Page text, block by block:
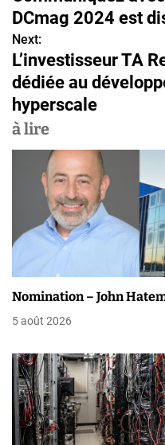
a
v
i
g
a
n
d
e
’
a
r
DCmag 2024 est
Next:
L’investisseur TA
dédiée au
hyperscale
à lire
Nomination – John
5 août 2026